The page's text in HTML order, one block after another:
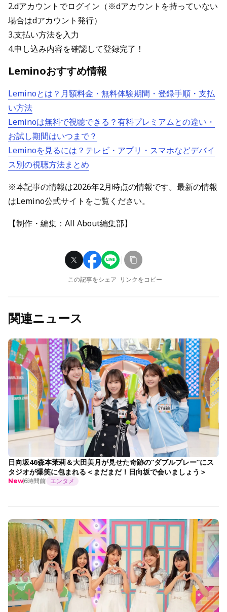
2.dアカウントでログイン（※dアカウントを持っていない
場合はdアカウント発行）
3.支払い方法を入力
4.申し込み内容を確認して登録完了！
Leminoおすすめ情報
Leminoとは？月額料金・無料体験期間・登録手順・支払
い方法
Leminoは無料で視聴できる？有料プレミアムとの違い・
お試し期間はいつまで？
Leminoを見るには？テレビ・アプリ・スマホなどデバイ
ス別の視聴方法まとめ
※本記事の情報は2026年2月時点の情報です。最新の情報
はLemino公式サイトをご覧ください。
【制作・編集：All About編集部】
この記事をシェア リンクをコピー
関連ニュース
日向坂46森本茉莉＆大田美月が見せた奇跡の“ダブルプレー”にス
タジオが爆笑に包まれる＜まだまだ！日向坂で会いましょう＞
New6時間前 エンタメ